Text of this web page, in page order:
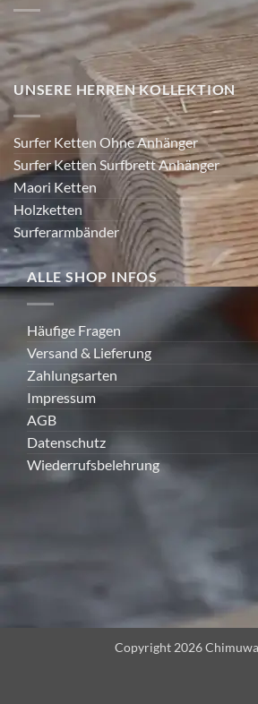
Newsletter
UNSERE HERREN KOLLEKTION
Surfer Ketten Ohne Anhänger
Surfer Ketten Surfbrett Anhänger
Maori Ketten
Holzketten
Surferarmbänder
ALLE SHOP INFOS
Häufige Fragen
Versand & Lieferung
Zahlungsarten
Datenschutz